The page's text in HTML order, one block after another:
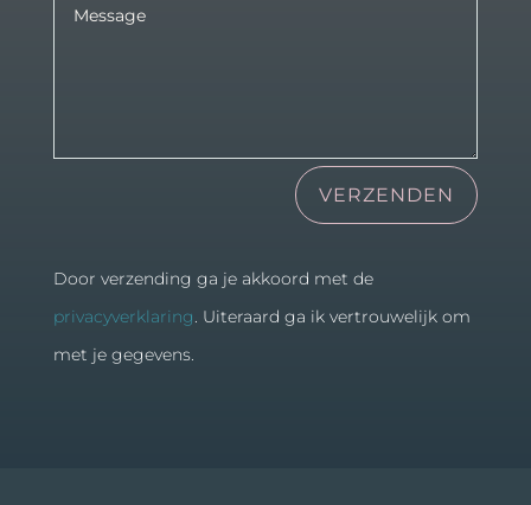
VERZENDEN
Door verzending ga je akkoord met de
privacyverklaring. Uiteraard ga ik vertrouwelijk om
met je gegevens.